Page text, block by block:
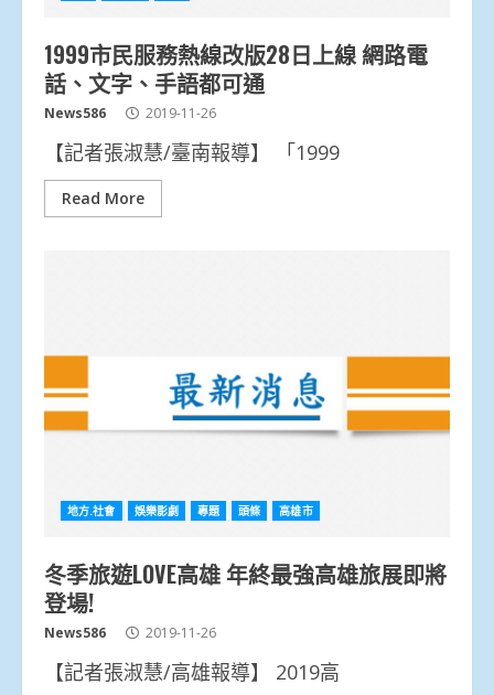
1999市民服務熱線改版28日上線 網路電
話、文字、手語都可通
News586 2019-11-26
【記者張淑慧/臺南報導】 「1999
Read More
地方.社會 娛樂影劇 專題 頭條 高雄市
冬季旅遊LOVE高雄 年終最強高雄旅展即將
登場!
News586 2019-11-26
【記者張淑慧/高雄報導】 2019高